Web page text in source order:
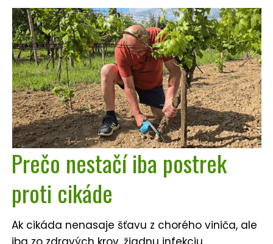
Prečo nestačí iba postrek
proti cikáde
Ak cikáda nenasaje šťavu z chorého viniča, ale